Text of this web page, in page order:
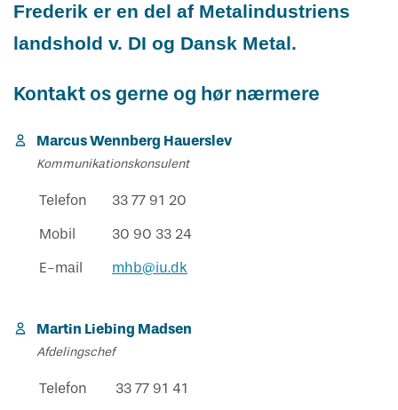
Frederik er en del af Metalindustriens
landshold v. DI og Dansk Metal.
Kontakt os gerne og hør nærmere
Marcus Wennberg Hauerslev
Kommunikationskonsulent
Telefon
33 77 91 20
Mobil
30 90 33 24
E-mail
mhb@iu.dk
Martin Liebing Madsen
Afdelingschef
Telefon
33 77 91 41